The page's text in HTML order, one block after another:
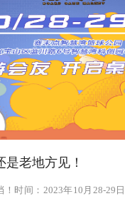
老地方见！
时间：2023年10月28-29